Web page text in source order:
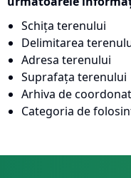
Schița terenului
Delimitarea
Adresa terenului
Suprafața terenului
Arhiva de
Categoria de